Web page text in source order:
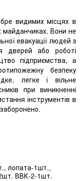
видимих місцях в
майданчиках. Вони не
евакуації людей з
дверей або роботі
підприємства, а
безпеку
легке і вільне
при виникненні
інструментів в
лопата-1шт.,
ВВК-2-1шт.